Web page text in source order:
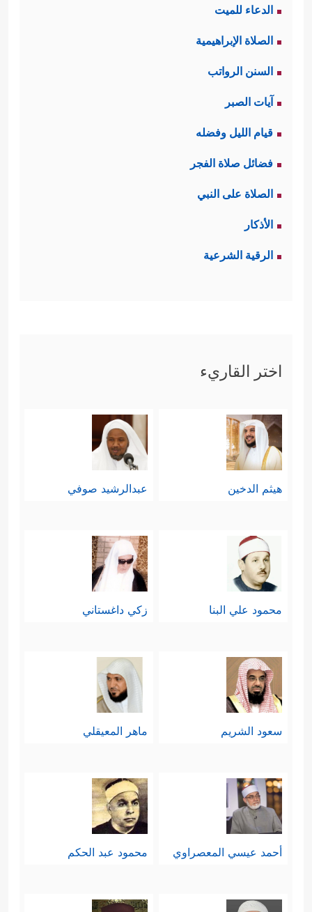
الدعاء للميت
الصلاة الإبراهيمية
السنن الرواتب
آيات الصبر
قيام الليل وفضله
فضائل صلاة الفجر
الصلاة على النبي
الأذكار
الرقية الشرعية
اختر القاريء
هيثم الدخين عبدالرشيد صوفي
محمود علي البنا زكي داغستاني
سعود الشريم ماهر المعيقلي
أحمد عيسي المعصراوي محمود عبد الحكم